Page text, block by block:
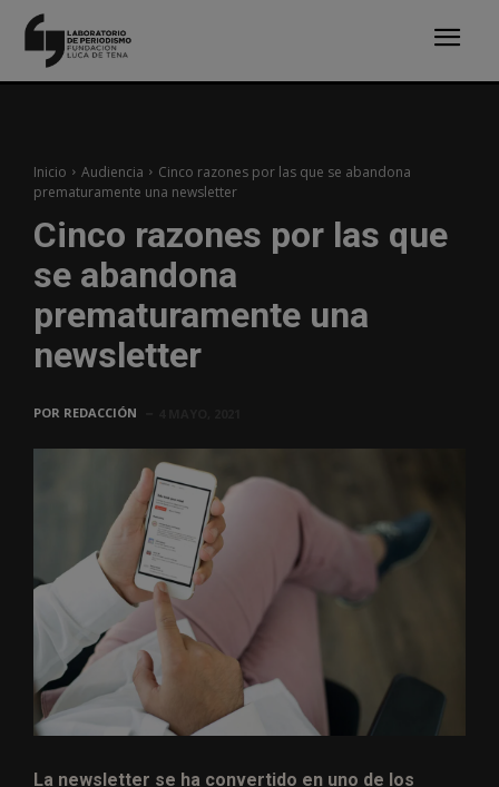
Inicio Audiencia
Cinco razones por las que se abandona
prematuramente una newsletter
Cinco razones por las que
se abandona
prematuramente una
newsletter
POR REDACCIÓN
La newsletter se ha convertido en uno de los